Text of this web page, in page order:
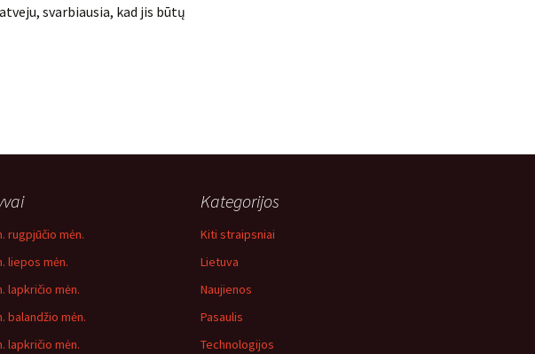
svarbiausia, kad jis būtų
rugpjūčio mėn.
liepos mėn.
lapkričio mėn.
balandžio mėn.
lapkričio mėn.
Kategorijos
Kiti straipsniai
Lietuva
Naujienos
Pasaulis
Technologijos